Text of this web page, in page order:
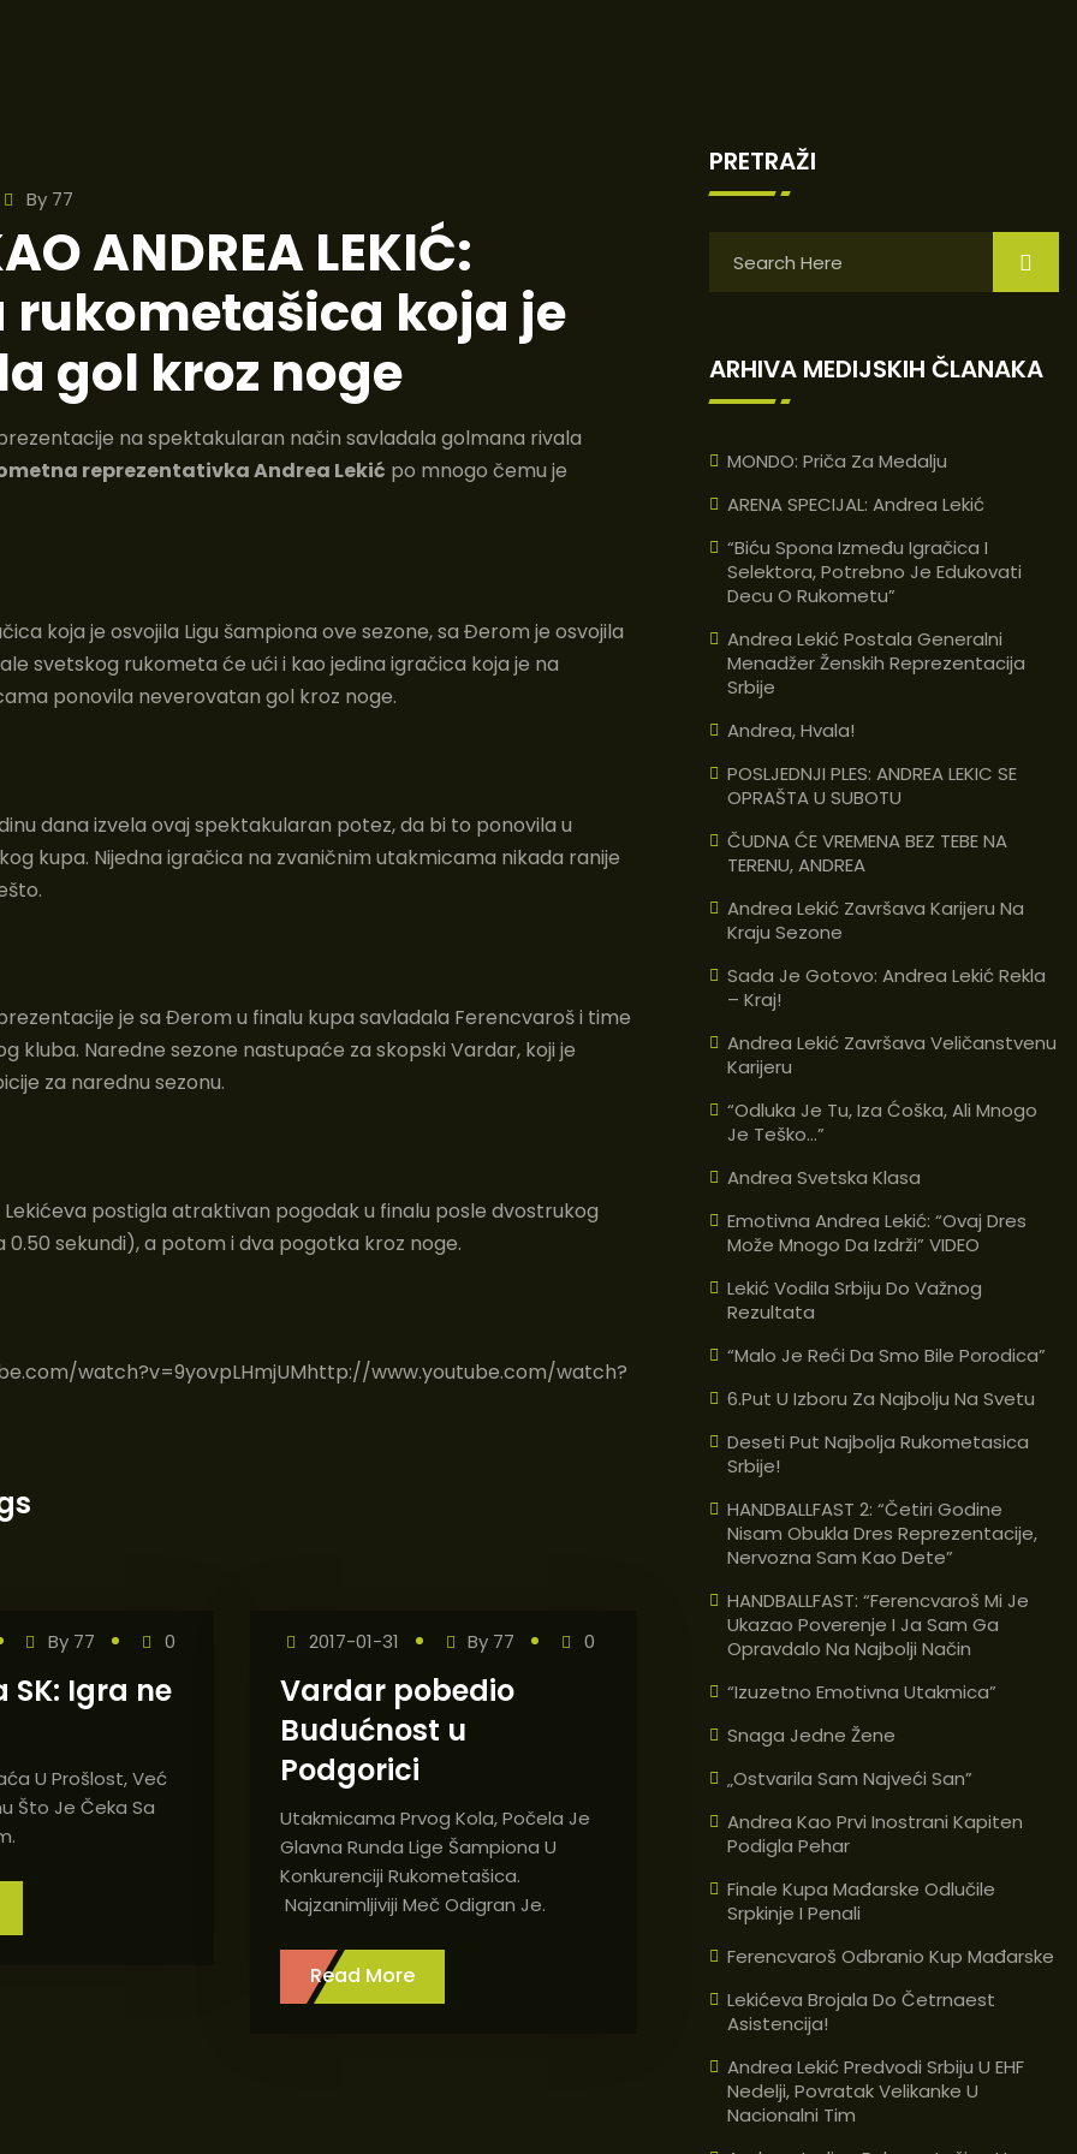
By 77
ANDREA LEKIĆ:
rukometašica koja je
gol kroz noge
na spektakularan način savladala golmana rivala
reprezentativka Andrea Lekić po mnogo čemu je
koja je osvojila Ligu šampiona ove sezone, sa Đerom je osvojila
svetskog rukometa će ući i kao jedina igračica koja je na
ponovila neverovatan gol kroz noge.
dana izvela ovaj spektakularan potez, da bi to ponovila u
kupa. Nijedna igračica na zvaničnim utakmicama nikada ranije
je sa Đerom u finalu kupa savladala Ferencvaroš i time
kluba. Naredne sezone nastupaće za skopski Vardar, koji je
za narednu sezonu.
postigla atraktivan pogodak u finalu posle dvostrukog
0.50 sekundi), a potom i dva pogotka kroz noge.
watch?v=9yovpLHmjUMhttp://www.youtube.com/watch?
By 77 0
SK: Igra ne
U Prošlost, Već
Što Je Čeka Sa
2017-01-31 By 77 0
Vardar pobedio
Budućnost u
Podgorici
Utakmicama Prvog Kola, Počela Je
Glavna Runda Lige Šampiona U
Konkurenciji Rukometašica.
Najzanimljiviji Meč Odigran Je.
Read More
PRETRAŽI
ARHIVA MEDIJSKIH ČLANAKA
MONDO: Priča Za Medalju
ARENA SPECIJAL: Andrea Lekić
“Biću Spona Između Igračica I
Selektora, Potrebno Je Edukovati
Decu O Rukometu”
Andrea Lekić Postala Generalni
Menadžer Ženskih Reprezentacija
Srbije
Andrea, Hvala!
POSLJEDNJI PLES: ANDREA LEKIC SE
OPRAŠTA U SUBOTU
ČUDNA ĆE VREMENA BEZ TEBE NA
TERENU, ANDREA
Andrea Lekić Završava Karijeru Na
Kraju Sezone
Sada Je Gotovo: Andrea Lekić Rekla
– Kraj!
Andrea Lekić Završava Veličanstvenu
Karijeru
“Odluka Je Tu, Iza Ćoška, Ali Mnogo
Je Teško…”
Andrea Svetska Klasa
Emotivna Andrea Lekić: “Ovaj Dres
Može Mnogo Da Izdrži” VIDEO
Lekić Vodila Srbiju Do Važnog
Rezultata
“Malo Je Reći Da Smo Bile Porodica”
6.put U Izboru Za Najbolju Na Svetu
Deseti Put Najbolja Rukometasica
Srbije!
HANDBALLFAST 2: “Četiri Godine
Nisam Obukla Dres Reprezentacije,
Nervozna Sam Kao Dete”
HANDBALLFAST: “Ferencvaroš Mi Je
Ukazao Poverenje I Ja Sam Ga
Opravdalo Na Najbolji Način
“Izuzetno Emotivna Utakmica”
Snaga Jedne Žene
„Ostvarila Sam Najveći San”
Andrea Kao Prvi Inostrani Kapiten
Podigla Pehar
Finale Kupa Mađarske Odlučile
Srpkinje I Penali
Ferencvaroš Odbranio Kup Mađarske
Lekićeva Brojala Do Četrnaest
Asistencija!
Andrea Lekić Predvodi Srbiju U EHF
Nedelji, Povratak Velikanke U
Nacionalni Tim